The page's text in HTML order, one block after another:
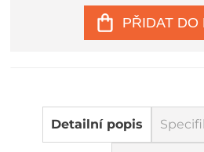
PŘIDAT DO
Detailní popis